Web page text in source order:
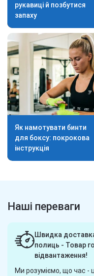
рукавиці й позбутися
запаху
Як намотувати бинти
для боксу: покрокова
інструкція
Наші переваги
Швидка
полиць - Товар
відвантаження!
Ми розуміємо, що час -